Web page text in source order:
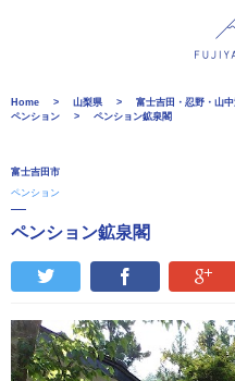
Home 山梨県 富士吉田・忍野・山中
ペンション
ペンション鉱泉閣
富士吉田市
ペンション
ペンション鉱泉閣